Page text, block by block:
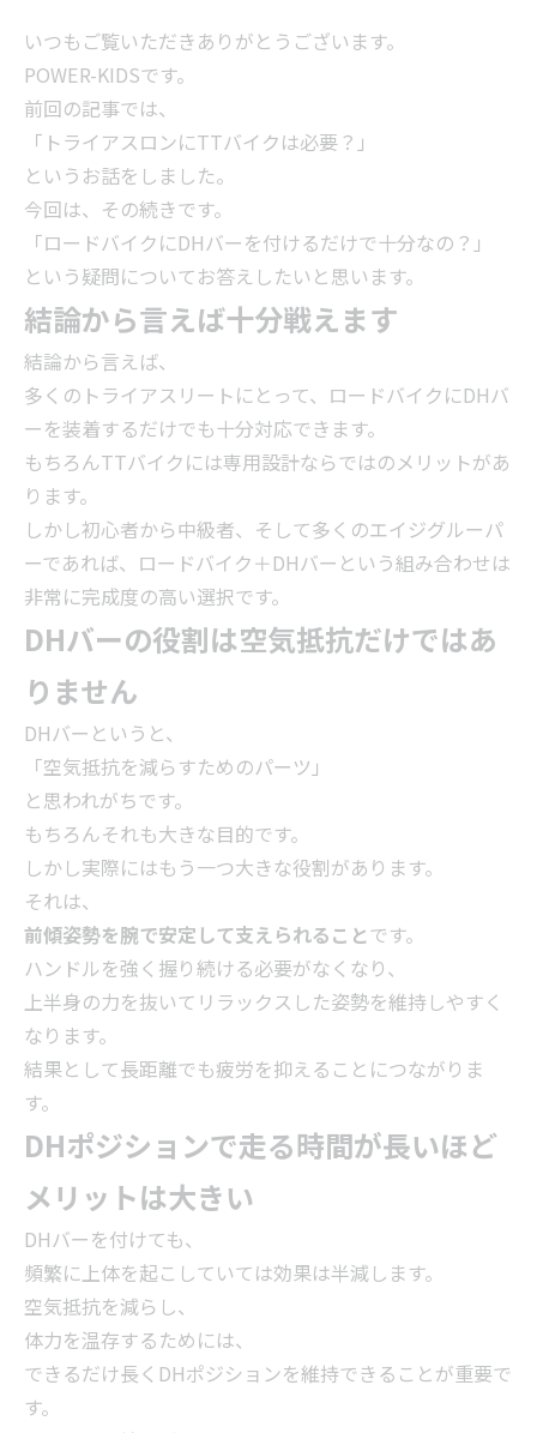
いつもご覧いただきありがとうございます。
POWER-KIDSです。
前回の記事では、
「トライアスロンにTTバイクは必要？」
というお話をしました。
今回は、その続きです。
「ロードバイクにDHバーを付けるだけで十分なの？」
という疑問についてお答えしたいと思います。
結論から言えば十分戦えます
結論から言えば、
多くのトライアスリートにとって、ロードバイクにDHバ
ーを装着するだけでも十分対応できます。
もちろんTTバイクには専用設計ならではのメリットがあ
ります。
しかし初心者から中級者、そして多くのエイジグルーパ
ーであれば、ロードバイク＋DHバーという組み合わせは
非常に完成度の高い選択です。
DHバーの役割は空気抵抗だけではあ
りません
DHバーというと、
「空気抵抗を減らすためのパーツ」
と思われがちです。
もちろんそれも大きな目的です。
しかし実際にはもう一つ大きな役割があります。
それは、
前傾姿勢を腕で安定して支えられることです。
ハンドルを強く握り続ける必要がなくなり、
上半身の力を抜いてリラックスした姿勢を維持しやすく
なります。
結果として長距離でも疲労を抑えることにつながりま
す。
DHポジションで走る時間が長いほど
メリットは大きい
DHバーを付けても、
頻繁に上体を起こしていては効果は半減します。
空気抵抗を減らし、
体力を温存するためには、
できるだけ長くDHポジションを維持できることが重要で
す。